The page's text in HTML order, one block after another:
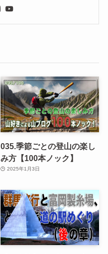
035.季節ごとの登山の楽し
み方【100本ノック】
2025年1月3日